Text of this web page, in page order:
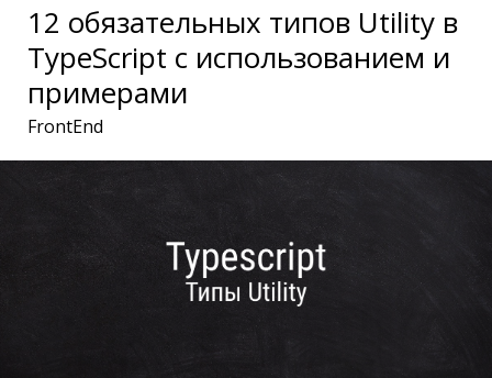
12 обязательных типов Utility в
TypeScript с использованием и
примерами
FrontEnd